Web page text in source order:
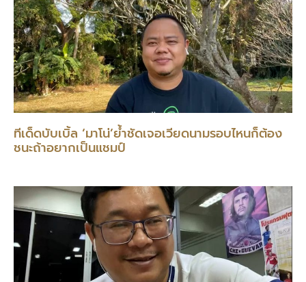
ทีเด็ดบับเบิ้ล ‘มาโน่’ย้ำชัดเจอเวียดนามรอบไหนก็ต้อง
ชนะถ้าอยากเป็นแชมป์